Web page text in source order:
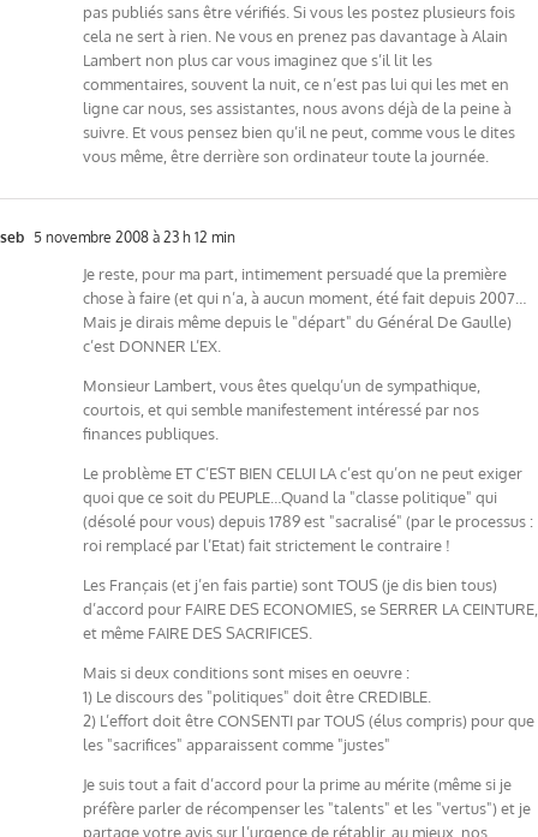
pas publiés sans être vérifiés. Si vous les postez plusieurs fois
cela ne sert à rien. Ne vous en prenez pas davantage à Alain
Lambert non plus car vous imaginez que s’il lit les
commentaires, souvent la nuit, ce n’est pas lui qui les met en
ligne car nous, ses assistantes, nous avons déjà de la peine à
suivre. Et vous pensez bien qu’il ne peut, comme vous le dites
vous même, être derrière son ordinateur toute la journée.
seb 5 novembre 2008 à 23 h 12 min
Je reste, pour ma part, intimement persuadé que la première
chose à faire (et qui n’a, à aucun moment, été fait depuis 2007…
Mais je dirais même depuis le "départ" du Général De Gaulle)
c’est DONNER L’EX.
Monsieur Lambert, vous êtes quelqu’un de sympathique,
courtois, et qui semble manifestement intéressé par nos
finances publiques.
Le problème ET C’EST BIEN CELUI LA c’est qu’on ne peut exiger
quoi que ce soit du PEUPLE…Quand la "classe politique" qui
(désolé pour vous) depuis 1789 est "sacralisé" (par le processus :
roi remplacé par l’Etat) fait strictement le contraire !
Les Français (et j’en fais partie) sont TOUS (je dis bien tous)
d’accord pour FAIRE DES ECONOMIES, se SERRER LA CEINTURE,
et même FAIRE DES SACRIFICES.
Mais si deux conditions sont mises en oeuvre :
1) Le discours des "politiques" doit être CREDIBLE.
2) L’effort doit être CONSENTI par TOUS (élus compris) pour que
les "sacrifices" apparaissent comme "justes"
Je suis tout a fait d’accord pour la prime au mérite (même si je
préfère parler de récompenser les "talents" et les "vertus") et je
partage votre avis sur l’urgence de rétablir, au mieux, nos